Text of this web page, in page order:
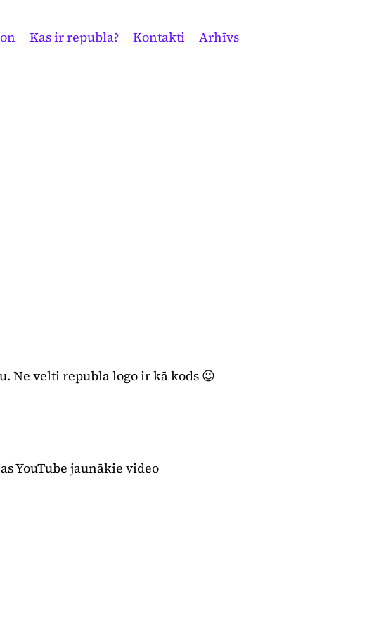
Kas ir republa? Kontakti Arhīvs
Ne velti republa logo ir kā kods 😉
YouTube jaunākie video